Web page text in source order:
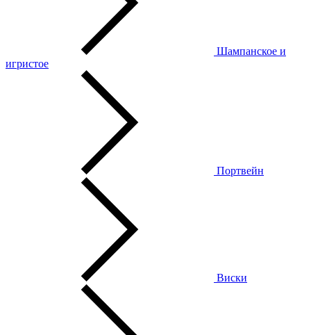
Шампанское и
игристое
Портвейн
Виски